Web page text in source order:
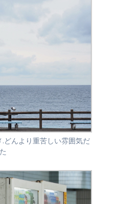
どんより重苦しい雰囲気だ